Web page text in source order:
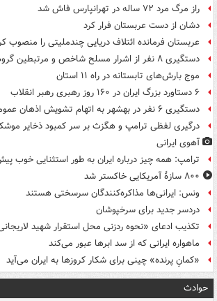
راز مرگ مرد ۷۲ ساله در تهرانپارس فاش شد
دشان از دست عربستان فرار کرد
عربستان فرمانده ائتلاف دریایی چندملیتی را منصوب
دستگیری ۸ نفر از اشرار مسلح شاخص و مرتبطین گروهک های تروریستی
موج بارش‌های تابستانه در راه ۱۱ استان
۶ دستاورد بزرگ ایران در ۱۶۰ روز رهبری رهبر انقلاب
دستگیری ۶ نفر در بهشهر به اتهام تشویش اذهان عمومی
درگیری لفظی ترامپ و هگزث بر سر کمبود ذخایر
آهوی ایرانی
ترامپ: همه چیز درباره ایران به طور استثنایی خوب
۸۰۰ سازۀ آمریکایی خاکستر شد
ونس: ایرانی‌ها مذاکره‌کنندگان سرسختی هستند
دردسر جدید برای سرخپوشان
تکذیب ادعای «نحوه ردزنی محل استقرار شهید
ماهواره ایرانی که از سد ابرها عبور می‌کند
«کمانِ پرنده» چینی برای شکار کروزها به ایران می‌آید
حوادث